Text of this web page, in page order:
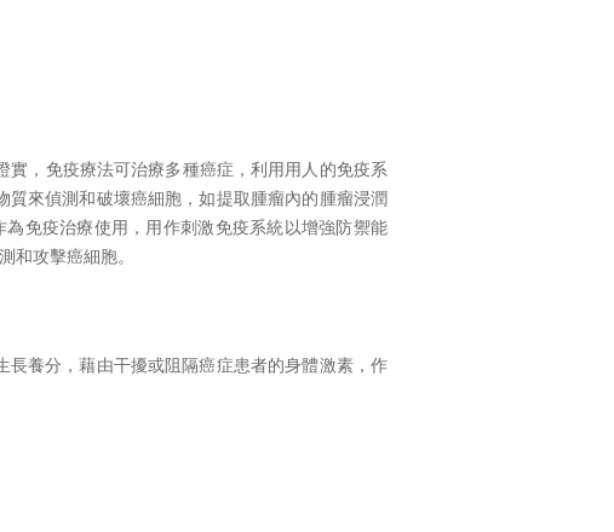
實，免疫療法可治療多種癌症，利用用人的免疫系
來偵測和破壞癌細胞，如提取腫瘤內的腫瘤浸潤
為免疫治療使用，用作刺激免疫系統以增強防禦能
和攻擊癌細胞。
養分，藉由干擾或阻隔癌症患者的身體激素，作